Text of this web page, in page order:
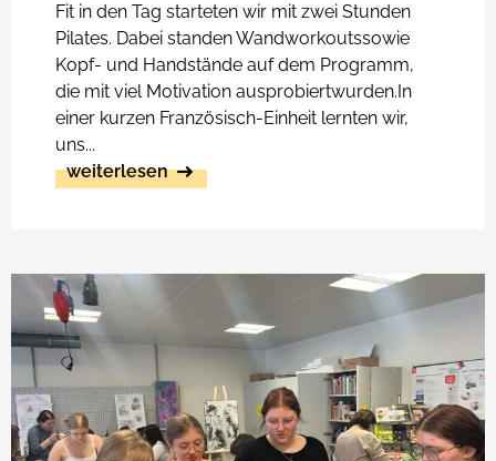
Fit in den Tag starteten wir mit zwei Stunden
Pilates. Dabei standen Wandworkoutssowie
Kopf- und Handstände auf dem Programm,
die mit viel Motivation ausprobiertwurden.In
einer kurzen Französisch-Einheit lernten wir,
uns...
weiterlesen